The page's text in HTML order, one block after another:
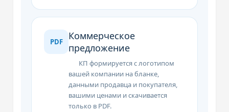
PDF
Коммерческое
предложение
КП формируется с логотипом
вашей компании на бланке,
данными продавца и покупателя,
вашими ценами и скачивается
только в PDF.